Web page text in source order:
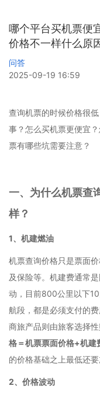
哪个平台买机票便
价格不一样什么原
问答
2025-09-19 16:59
查询机票的时候价格很
事？怎么买机票更便宜
票有哪些坑需要注意？
一、为什么机票查
样？
1、机建燃油
机票查询价格只是票面
及保险等。机建费通常
动，目前800公里以下
航段，都是必须支付的
商旅产品则由旅客选择
格＝机票票面价格+机建
的价格基础之上最低还
2、价格波动